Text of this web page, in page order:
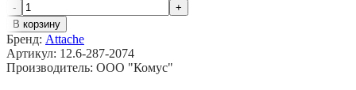
-
+
В корзину
Бренд: Attache
Артикул: 12.6-287-2074
Производитель: ООО "Комус"